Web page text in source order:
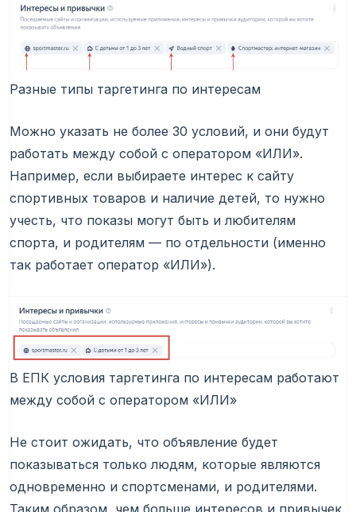
Разные типы таргетинга по интересам
Можно указать не более 30 условий, и они будут
работать между собой с оператором «ИЛИ».
Например, если выбираете интерес к сайту
спортивных товаров и наличие детей, то нужно
учесть, что показы могут быть и любителям
спорта, и родителям — по отдельности (именно
так работает оператор «ИЛИ»).
В ЕПК условия таргетинга по интересам работают
между собой с оператором «ИЛИ»
Не стоит ожидать, что объявление будет
показываться только людям, которые являются
одновременно и спортсменами, и родителями.